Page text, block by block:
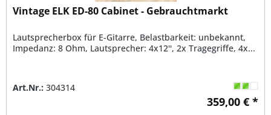
Vintage ELK ED-80 Cabinet - Gebrauchtmarkt
Lautsprecherbox für E-Gitarre, Belastbarkeit: unbekannt,
Impedanz: 8 Ohm, Lautsprecher: 4x12'', 2x Tragegriffe, 4x...
Art.Nr.: 304314
359,00 € *